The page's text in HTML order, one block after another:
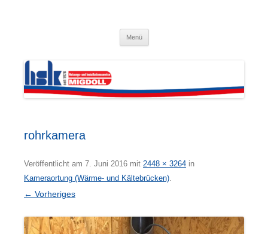
Installationsservice GmbH
Menü
rohrkamera
Veröffentlicht am 7. Juni 2016 mit 2448 × 3264 in
Kameraortung (Wärme- und Kältebrücken).
← Vorheriges